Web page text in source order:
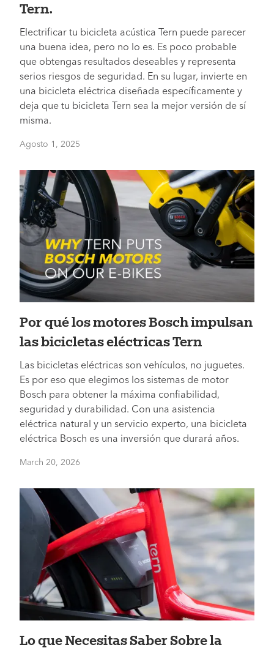
Tern.
Electrificar tu bicicleta acústica Tern puede parecer
una buena idea, pero no lo es. Es poco probable
que obtengas resultados deseables y representa
serios riesgos de seguridad. En su lugar, invierte en
una bicicleta eléctrica diseñada específicamente y
deja que tu bicicleta Tern sea la mejor versión de sí
misma.
Agosto 1, 2025
Por qué los motores Bosch impulsan
las bicicletas eléctricas Tern
Las bicicletas eléctricas son vehículos, no juguetes.
Es por eso que elegimos los sistemas de motor
Bosch para obtener la máxima confiabilidad,
seguridad y durabilidad. Con una asistencia
eléctrica natural y un servicio experto, una bicicleta
eléctrica Bosch es una inversión que durará años.
March 20, 2026
Lo que Necesitas Saber Sobre la